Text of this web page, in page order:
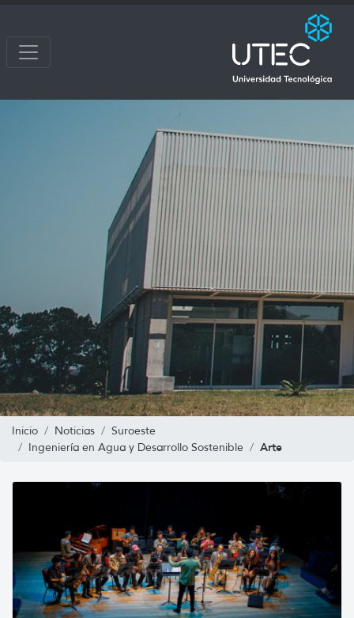
Inicio Noticias
Suroeste
Ingeniería en Agua y Desarrollo Sostenible
Arte